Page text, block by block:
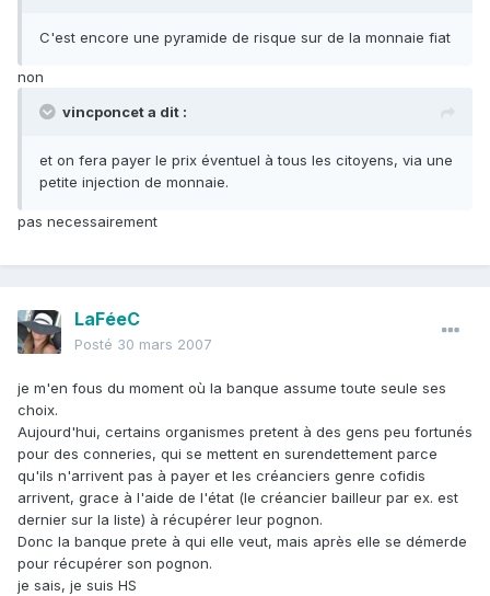
C'est encore une pyramide de risque sur de la monnaie fiat
non
vincponcet a dit :
et on fera payer le prix éventuel à tous les citoyens, via une
petite injection de monnaie.
pas necessairement
LaFéeC
Posté 30 mars 2007
je m'en fous du moment où la banque assume toute seule ses
choix.
Aujourd'hui, certains organismes pretent à des gens peu fortunés
pour des conneries, qui se mettent en surendettement parce
qu'ils n'arrivent pas à payer et les créanciers genre cofidis
arrivent, grace à l'aide de l'état (le créancier bailleur par ex. est
dernier sur la liste) à récupérer leur pognon.
Donc la banque prete à qui elle veut, mais après elle se démerde
pour récupérer son pognon.
je sais, je suis HS